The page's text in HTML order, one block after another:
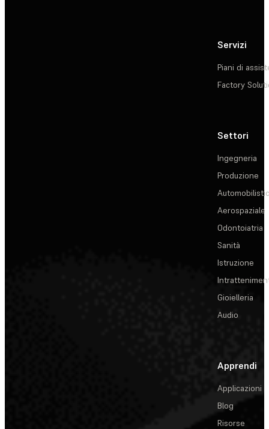
Servizi
Piani di
Factory
Settori
Ingegneria
Produzione
Aerospaziale
Odontoiatria
Sanità
Istruzione
Gioielleria
Audio
Apprendi
Applicazioni
Blog
Risorse